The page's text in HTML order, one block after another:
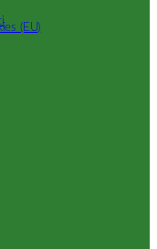
(EU)